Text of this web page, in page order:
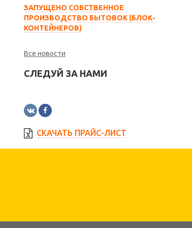
ЗАПУЩЕНО СОБСТВЕННОЕ
ПРОИЗВОДСТВО БЫТОВОК (БЛОК-
КОНТЕЙНЕРОВ)
Все новости
СЛЕДУЙ ЗА НАМИ
СКАЧАТЬ ПРАЙС-ЛИСТ